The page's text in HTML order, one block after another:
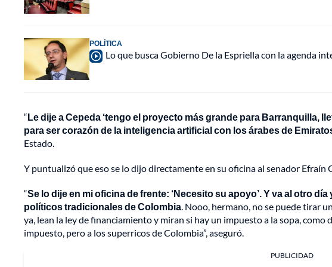
POLÍTICA
Lo que busca Gobierno De la Espriella con la agenda
“Le dije a Cepeda ‘tengo el proyecto más grande para Barranquilla,
para ser corazón de la inteligencia artificial con los árabes de
Estado.
Y puntualizó que eso se lo dijo directamente en su oficina al senador Efraín
“Se lo dije en mi oficina de frente: ‘Necesito su apoyo’. Y va al otro
políticos tradicionales de Colombia. Nooo, hermano, no se puede tirar
ya, lean la ley de financiamiento y miran si hay un impuesto a la sopa, como
impuesto, pero a los superricos de Colombia”, aseguró.
PUBLICIDAD